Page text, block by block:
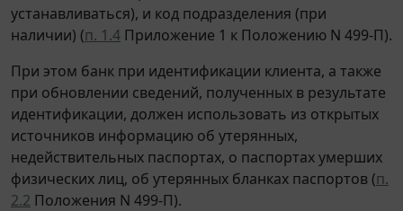
устанавливаться), и код подразделения (при
наличии) (п. 1.4 Приложение 1 к Положению N 499-П).
При этом банк при идентификации клиента, а также
при обновлении сведений, полученных в результате
идентификации, должен использовать из открытых
источников информацию об утерянных,
недействительных паспортах, о паспортах умерших
физических лиц, об утерянных бланках паспортов (п.
2.2 Положения N 499-П).